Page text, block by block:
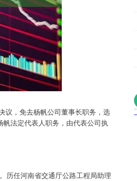
，免去杨帆公司董事长职务，选
法定代表人职务，由代表公司执
任河南省交通厅公路工程局助理